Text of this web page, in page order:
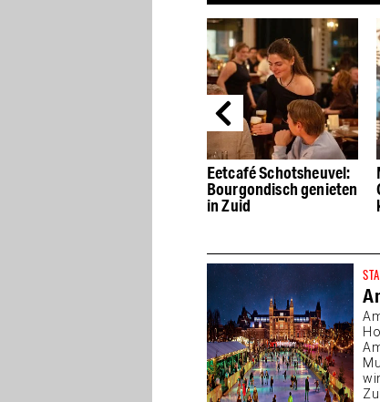
Eetcafé Schotsheuvel:
Bourgondisch genieten
in Zuid